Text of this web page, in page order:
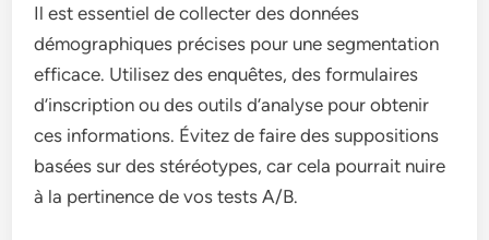
Il est essentiel de collecter des données
démographiques précises pour une segmentation
efficace. Utilisez des enquêtes, des formulaires
d’inscription ou des outils d’analyse pour obtenir
ces informations. Évitez de faire des suppositions
basées sur des stéréotypes, car cela pourrait nuire
à la pertinence de vos tests A/B.